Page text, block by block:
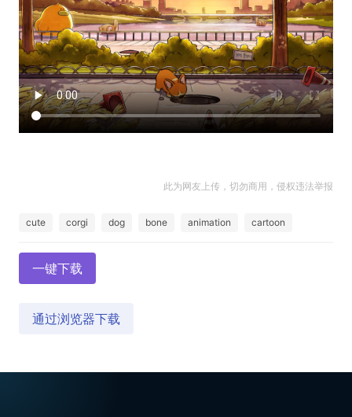
此为网友上传，切勿商用，侵权违法举报
cute corgi dog bone animation cartoon
一键下载
通过浏览器下载